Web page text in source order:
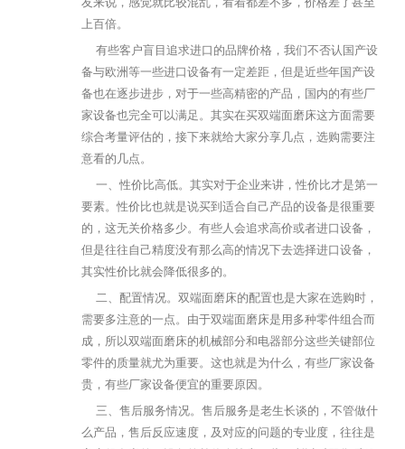
上百倍。
有些客户盲目追求进口的品牌价格，我们不否认国产设
备与欧洲等一些进口设备有一定差距，但是近些年国产设
备也在逐步进步，对于一些高精密的产品，国内的有些厂
家设备也完全可以满足。其实在买双端面磨床这方面需要
综合考量评估的，接下来就给大家分享几点，选购需要注
意看的几点。
一、性价比高低。其实对于企业来讲，性价比才是第一
要素。性价比也就是说买到适合自己产品的设备是很重要
的，这无关价格多少。有些人会追求高价或者进口设备，
但是往往自己精度没有那么高的情况下去选择进口设备，
其实性价比就会降低很多的。
二、配置情况。双端面磨床的配置也是大家在选购时，
需要多注意的一点。由于双端面磨床是用多种零件组合而
成，所以双端面磨床的机械部分和电器部分这些关键部位
零件的质量就尤为重要。这也就是为什么，有些厂家设备
贵，有些厂家设备便宜的重要原因。
三、售后服务情况。售后服务是老生长谈的，不管做什
么产品，售后反应速度，及对应的问题的专业度，往往是